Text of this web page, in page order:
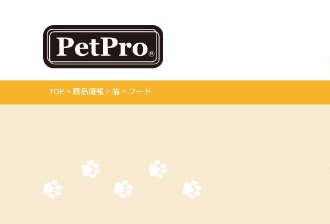
TOP > 商品情報 > 猫 > フード